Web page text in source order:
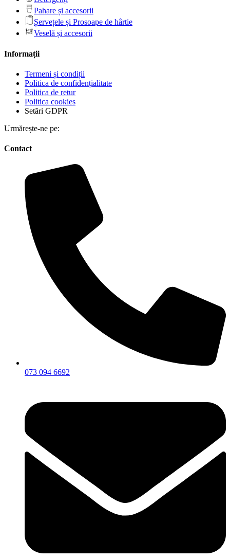
Pahare și accesorii
Șervețele și Prosoape de hârtie
Veselă și accesorii
Informații
Termeni și condiții
Politica de confidențialitate
Politica de retur
Politica cookies
Setări GDPR
Urmărește-ne pe:
Contact
073 094 6692